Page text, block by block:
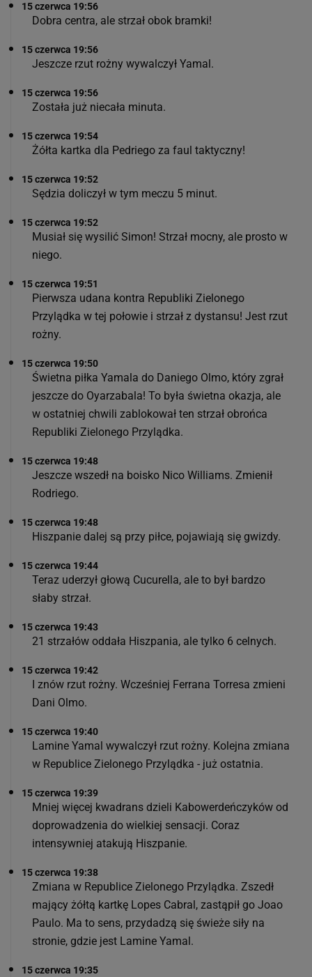
15 czerwca 19:56
Dobra centra, ale strzał obok bramki!
15 czerwca 19:56
Jeszcze rzut rożny wywalczył Yamal.
15 czerwca 19:56
Została już niecała minuta.
15 czerwca 19:54
Żółta kartka dla Pedriego za faul taktyczny!
15 czerwca 19:52
Sędzia doliczył w tym meczu 5 minut.
15 czerwca 19:52
Musiał się wysilić Simon! Strzał mocny, ale prosto w
niego.
15 czerwca 19:51
Pierwsza udana kontra Republiki Zielonego
Przylądka w tej połowie i strzał z dystansu! Jest rzut
rożny.
15 czerwca 19:50
Świetna piłka Yamala do Daniego Olmo, który zgrał
jeszcze do Oyarzabala! To była świetna okazja, ale
w ostatniej chwili zablokował ten strzał obrońca
Republiki Zielonego Przylądka.
15 czerwca 19:48
Jeszcze wszedł na boisko Nico Williams. Zmienił
Rodriego.
15 czerwca 19:48
Hiszpanie dalej są przy piłce, pojawiają się gwizdy.
15 czerwca 19:44
Teraz uderzył głową Cucurella, ale to był bardzo
słaby strzał.
15 czerwca 19:43
21 strzałów oddała Hiszpania, ale tylko 6 celnych.
15 czerwca 19:42
I znów rzut rożny. Wcześniej Ferrana Torresa zmieni
Dani Olmo.
15 czerwca 19:40
Lamine Yamal wywalczył rzut rożny. Kolejna zmiana
w Republice Zielonego Przylądka - już ostatnia.
15 czerwca 19:39
Mniej więcej kwadrans dzieli Kabowerdeńczyków od
doprowadzenia do wielkiej sensacji. Coraz
intensywniej atakują Hiszpanie.
15 czerwca 19:38
Zmiana w Republice Zielonego Przylądka. Zszedł
mający żółtą kartkę Lopes Cabral, zastąpił go Joao
Paulo. Ma to sens, przydadzą się świeże siły na
stronie, gdzie jest Lamine Yamal.
15 czerwca 19:35